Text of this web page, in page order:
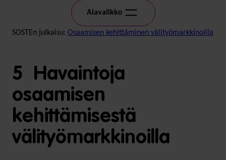
Alavalikko
SOSTEn julkaisu: Osaamisen kehittäminen välityömarkkinoilla
5 Havaintoja
osaamisen
kehittämisestä
välityömarkkinoilla